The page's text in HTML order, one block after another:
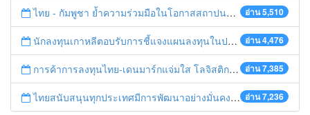
อ่าน 5,510
ไทย - กัมพูชา ย้ำความร่วมมือในโอกาสสถาปนาความสัมพันธ์ทางการทูตครบรอบ 65 ปี
อ่าน 4,476
นักลงทุนเกาหลีตอบรับการชี้แจงแผนลงทุนในประเทศไทย
อ่าน 7,385
การค้าการลงทุนไทย-เดนมาร์กแจ่มใส โลจิสติกส์ไทยโดดเด่นในภูมิภาค
อ่าน 7,236
ไทยสนับสนุนทุกประเทศมีการพัฒนาอย่างมั่นคง มั่งคั่ง ยั่งยืน ในการประชุม Boao Forum for Asia